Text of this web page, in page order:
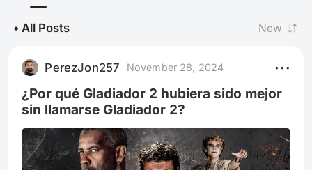
• All Posts New
PerezJon257 November 28, 2024
¿Por qué Gladiador 2 hubiera sido mejor
sin llamarse Gladiador 2?